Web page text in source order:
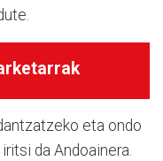
eta ondo
da Andoainera.